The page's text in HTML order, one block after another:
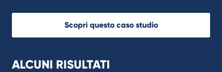
Scopri questo caso studio
ALCUNI RISULTATI